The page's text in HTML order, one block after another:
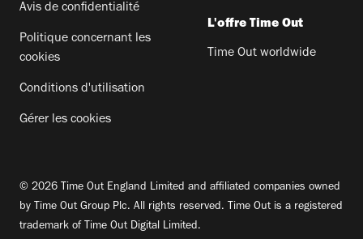
Avis de confidentialité
Politique concernant les
cookies
Conditions d'utilisation
Gérer les cookies
L'offre Time Out
Time Out worldwide
© 2026 Time Out England Limited and affiliated companies owned
by Time Out Group Plc. All rights reserved. Time Out is a registered
trademark of Time Out Digital Limited.